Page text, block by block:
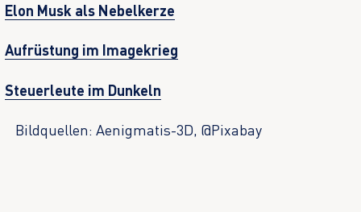
Elon Musk als Nebelkerze
Aufrüstung im Imagekrieg
Steuerleute im Dunkeln
Bildquellen: Aenigmatis-3D, @Pixabay